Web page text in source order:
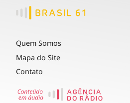
Quem Somos
Mapa do Site
Contato